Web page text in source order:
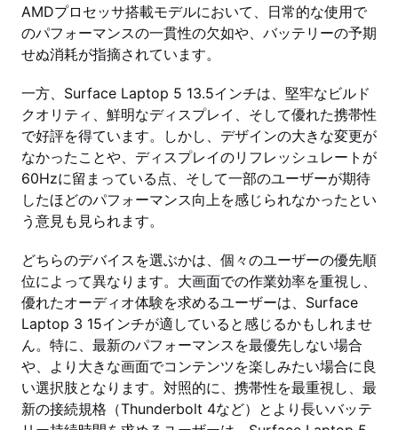
AMDプロセッサ搭載モデルにおいて、日常的な使用で
のパフォーマンスの一貫性の欠如や、バッテリーの予期
せぬ消耗が指摘されています。
一方、Surface Laptop 5 13.5インチは、堅牢なビルド
クオリティ、鮮明なディスプレイ、そして優れた携帯性
で好評を得ています。しかし、デザインの大きな変更が
なかったことや、ディスプレイのリフレッシュレートが
60Hzに留まっている点、そして一部のユーザーが期待
したほどのパフォーマンス向上を感じられなかったとい
う意見も見られます。
どちらのデバイスを選ぶかは、個々のユーザーの優先順
位によって異なります。大画面での作業効率を重視し、
優れたオーディオ体験を求めるユーザーは、Surface
Laptop 3 15インチが適していると感じるかもしれませ
ん。特に、最新のパフォーマンスを最優先しない場合
や、より大きな画面でコンテンツを楽しみたい場合に良
い選択肢となります。対照的に、携帯性を最重視し、最
新の接続規格（Thunderbolt 4など）とより長いバッテ